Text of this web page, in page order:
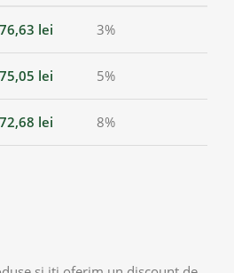
76,63 lei 3%
75,05 lei 5%
72,68 lei 8%